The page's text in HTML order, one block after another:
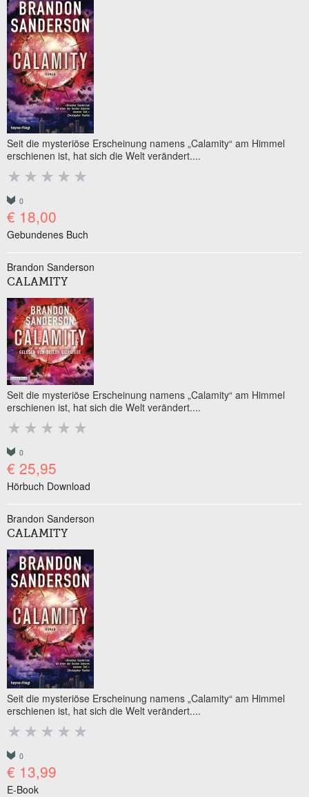
Seit die mysteriöse Erscheinung namens „Calamity“ am Himmel
erschienen ist, hat sich die Welt verändert....
0
€ 18,00
Gebundenes Buch
Brandon Sanderson
CALAMITY
Seit die mysteriöse Erscheinung namens „Calamity“ am Himmel
erschienen ist, hat sich die Welt verändert....
0
€ 25,95
Hörbuch Download
Brandon Sanderson
CALAMITY
Seit die mysteriöse Erscheinung namens „Calamity“ am Himmel
erschienen ist, hat sich die Welt verändert....
0
€ 13,99
E-Book